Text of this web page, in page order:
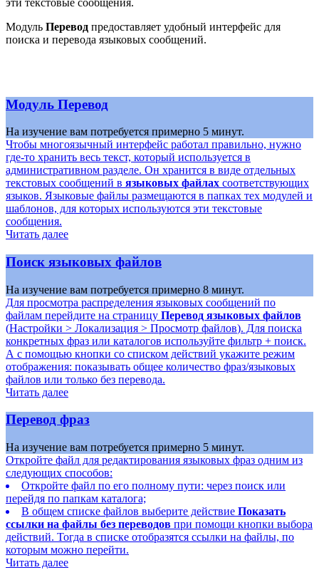
Модуль Перевод предоставляет удобный интерфейс для
поиска и перевода языковых сообщений.
Mодуль Перевод
На изучение вам потребуется примерно 5 минут.
Чтобы многоязычный интерфейс работал правильно, нужно
где-то хранить весь текст, который используется в
административном разделе. Он хранится в виде отдельных
текстовых сообщений в языковых файлах соответствующих
языков. Языковые файлы размещаются в папках тех модулей и
шаблонов, для которых используются эти текстовые
сообщения.
Читать далее
Поиск языковых файлов
На изучение вам потребуется примерно 8 минут.
Для просмотра распределения языковых сообщений по
файлам перейдите на страницу Перевод языковых файлов
(Настройки > Локализация > Просмотр файлов). Для поиска
конкретных фраз или каталогов используйте фильтр + поиск.
А с помощью кнопки со списком действий укажите режим
отображения: показывать общее количество фраз/языковых
файлов или только без перевода.
Читать далее
Перевод фраз
На изучение вам потребуется примерно 5 минут.
Откройте файл для редактирования языковых фраз одним из
следующих способов:
Откройте файл по его полному пути: через поиск или
перейдя по папкам каталога;
В общем списке файлов выберите действие Показать
ссылки на файлы без переводов при помощи кнопки выбора
действий. Тогда в списке отобразятся ссылки на файлы, по
которым можно перейти.
Читать далее